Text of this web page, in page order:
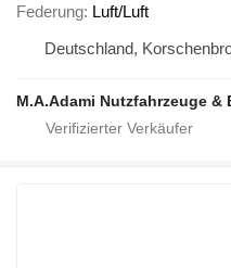
Federung Luft/Luft
Deutschland,
M.A.Adami Nutzfahrzeuge &